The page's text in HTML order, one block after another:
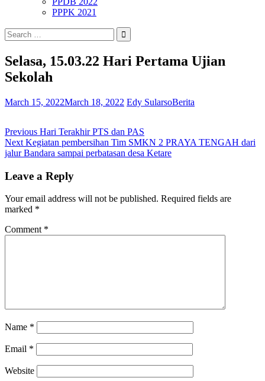
PPPK 2021
Search
for:
Selasa, 15.03.22 Hari Pertama Ujian
Sekolah
March 15, 2022March 18, 2022 Edy SularsoBerita
Post
navigation
Previous Previous
post:
Hari Terakhir PTS dan PAS
Next Next
post:
Kegiatan pembersihan Tim SMKN 2 PRAYA TENGAH dari
jalur Bandara sampai perbatasan desa Ketare
Leave a Reply
Your email address will not be published. Required fields are
marked *
Comment *
Name *
Email *
Website